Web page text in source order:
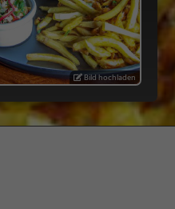
Bild hochladen